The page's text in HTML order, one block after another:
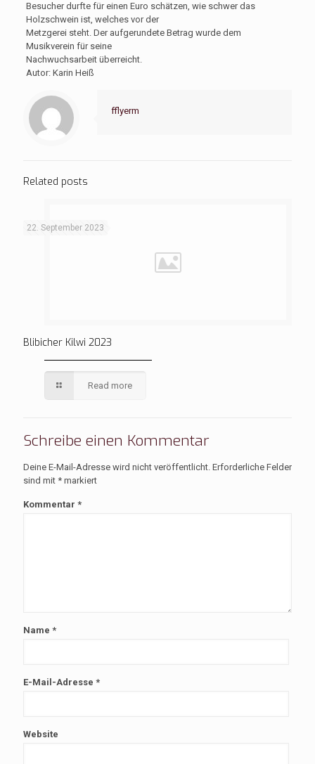
Besucher durfte für einen Euro schätzen, wie schwer das
Holzschwein ist, welches vor der
Metzgerei steht. Der aufgerundete Betrag wurde dem
Musikverein für seine
Nachwuchsarbeit überreicht.
Autor: Karin Heiß
fflyerm
Related posts
22. September 2023
Blibicher Kilwi 2023
Read more
Schreibe einen Kommentar
Deine E-Mail-Adresse wird nicht veröffentlicht. Erforderliche Felder
sind mit * markiert
Kommentar *
Name *
E-Mail-Adresse *
Website